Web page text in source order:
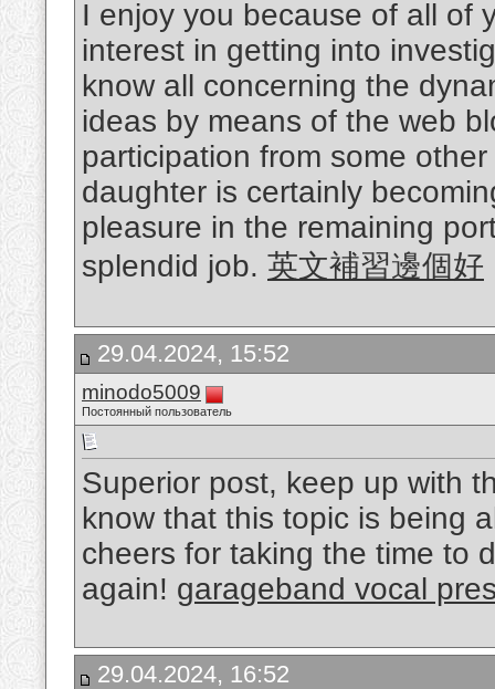
I enjoy you because of all of
interest in getting into
know all concerning the
ideas by means of the web
participation from some
daughter is certainly
pleasure in the remaining
splendid job. 英文補習邊個好
29.04.2024, 15:52
minodo5009
Постоянный пользователь
Superior post, keep up with
know that this topic is being
cheers for taking the time to
again! garageband vocal
29.04.2024, 16:52